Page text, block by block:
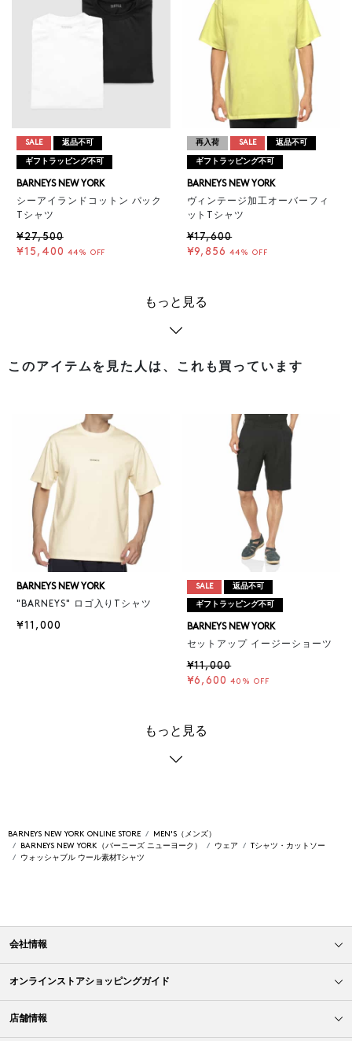
SALE 返品不可
ギフトラッピング不可
BARNEYS NEW YORK
シーアイランドコットン パック
Tシャツ
¥27,500
¥15,400 44% OFF
再入荷 SALE 返品不可
ギフトラッピング不可
BARNEYS NEW YORK
ヴィンテージ加工オーバーフィ
ットTシャツ
¥17,600
¥9,856 44% OFF
もっと見る
このアイテムを見た人は、これも買っています
BARNEYS NEW YORK
"BARNEYS" ロゴ入りTシャツ
¥11,000
SALE 返品不可
ギフトラッピング不可
BARNEYS NEW YORK
セットアップ イージーショーツ
¥11,000
¥6,600 40% OFF
もっと見る
BARNEYS NEW YORK ONLINE STORE
MEN'S（メンズ）
BARNEYS NEW YORK（バーニーズ ニューヨーク）
ウェア
Tシャツ・カットソー
ウォッシャブル ウール素材Tシャツ
会社情報
オンラインストアショッピングガイド
店舗情報